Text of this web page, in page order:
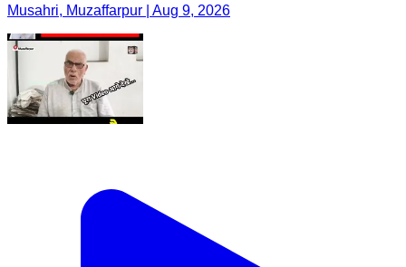
Musahri, Muzaffarpur | Aug 9, 2026